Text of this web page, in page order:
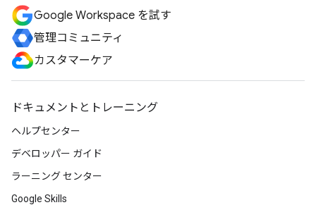
Google Workspace を試す
管理コミュニティ
カスタマーケア
ドキュメントとトレーニング
ヘルプセンター
デベロッパー ガイド
ラーニング センター
Google Skills